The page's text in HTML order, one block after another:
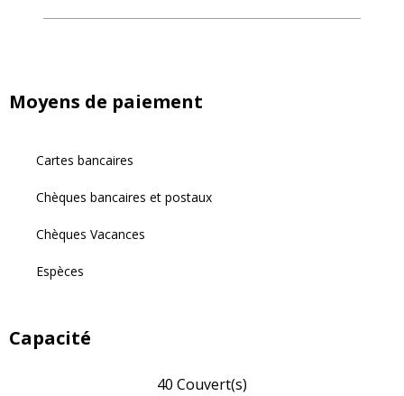
Moyens de paiement
Cartes bancaires
Chèques bancaires et postaux
Chèques Vacances
Espèces
Capacité
40 Couvert(s)